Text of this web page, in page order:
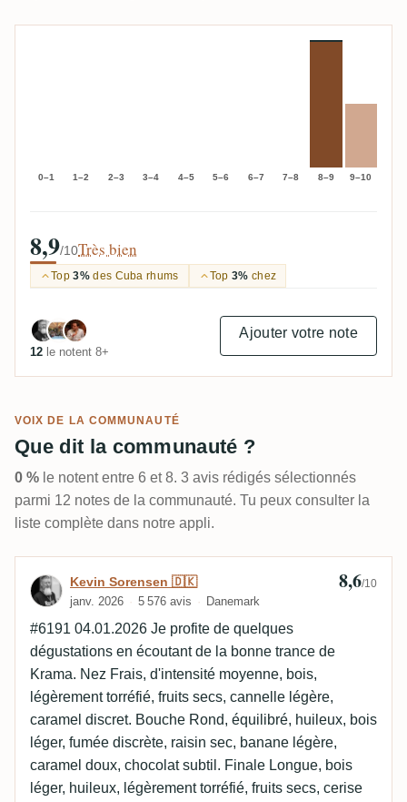
0–1 1–2 2–3 3–4 4–5 5–6 6–7 7–8 8–9 9–10
8,9/10Très bien
Top3%des Cuba rhums Top3% chez
12 le notent 8+
Ajouter votre note
VOIX DE LA COMMUNAUTÉ
Que dit la communauté ?
0 % le notent entre 6 et 8. 3 avis rédigés sélectionnés
parmi 12 notes de la communauté. Tu peux consulter la
liste complète dans notre appli.
Avis de Kevin Sorensen 🇩🇰
Kevin Sorensen 🇩🇰
janv. 2026 5 576 avis Danemark
8,6/10
#6191 04.01.2026 Je profite de quelques
dégustations en écoutant de la bonne trance de
Krama. Nez Frais, d'intensité moyenne, bois,
légèrement torréfié, fruits secs, cannelle légère,
caramel discret. Bouche Rond, équilibré, huileux, bois
léger, fumée discrète, raisin sec, banane légère,
caramel doux, chocolat subtil. Finale Longue, bois
léger, huileux, légèrement torréfié, fruits secs, cerise